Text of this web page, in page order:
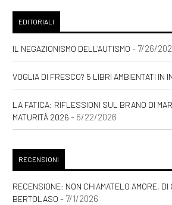
EDITORIALI
IL NEGAZIONISMO DELL'AUTISMO - 7/26/
VOGLIA DI FRESCO? 5 LIBRI AMBIENTATI IN
LA FATICA: RIFLESSIONI SUL BRANO DI
MATURITÀ 2026 - 6/22/2026
RECENSIONI
RECENSIONE: NON CHIAMATELO AMORE, DI
BERTOLASO - 7/1/2026